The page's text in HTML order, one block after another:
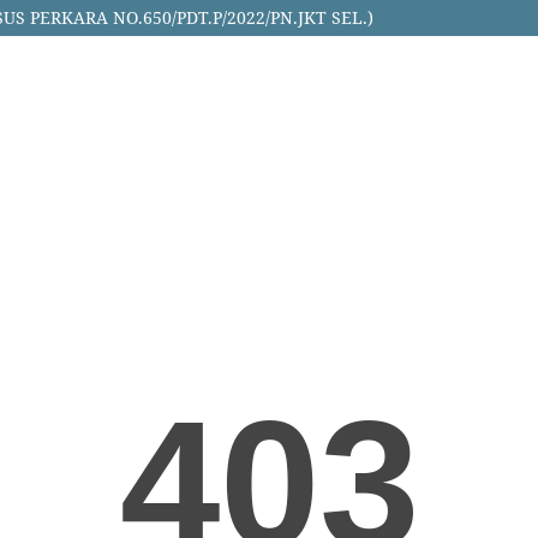
PERKARA NO.650/PDT.P/2022/PN.JKT SEL.)